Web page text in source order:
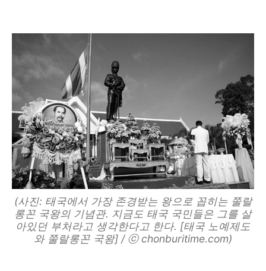
(사진: 태국에서 가장 존경받는 왕으로 꼽히는 쭐랄
롱꼰 국왕의 기념관. 지금도 태국 국민들은 그를 살
아있던 부처라고 생각한다고 한다. [태국 노예제도
와 쭐랄롱꼰 국왕] / ⓒ chonburitime.com)